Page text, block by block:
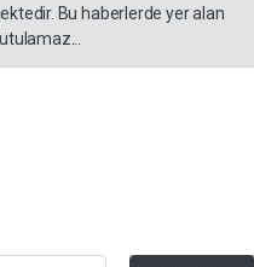
Bu haberlerde yer alan